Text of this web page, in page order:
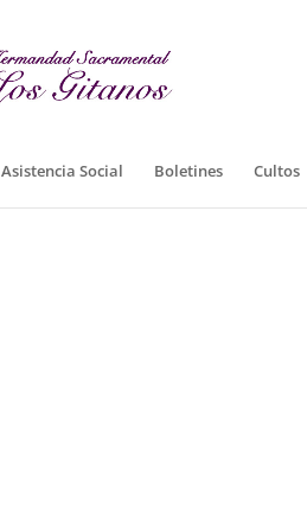
Asistencia Social Boletines Cultos